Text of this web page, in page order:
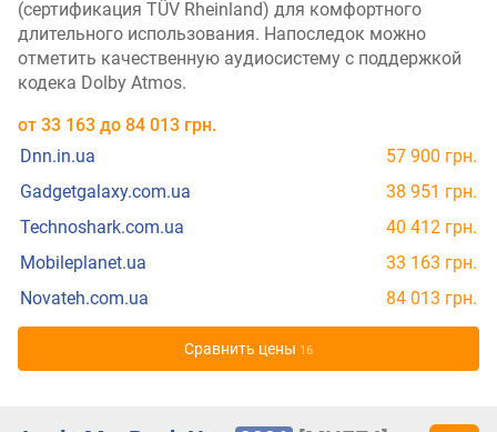
(сертификация TÜV Rheinland) для комфортного
длительного использования. Напоследок можно
отметить качественную аудиосистему с поддержкой
кодека Dolby Atmos.
от 33 163 до 84 013 грн.
Dnn.in.ua
57 900 грн.
Gadgetgalaxy.com.ua
38 951 грн.
Technoshark.com.ua
40 412 грн.
Mobileplanet.ua
33 163 грн.
Novateh.com.ua
84 013 грн.
Cравнить цены 16